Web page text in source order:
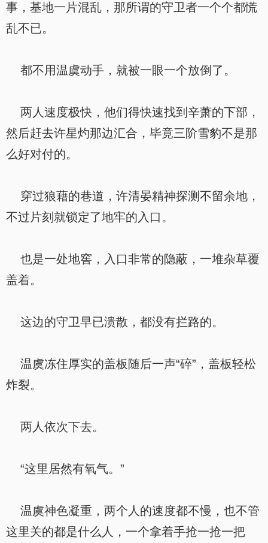
事，基地一片混乱，那所谓的守卫者一个个都慌
乱不已。
都不用温虞动手，就被一眼一个放倒了。
两人速度极快，他们得快速找到辛萧的下部，
然后赶去许星灼那边汇合，毕竟三阶雪豹不是那
么好对付的。
穿过狼藉的巷道，许清晏精神探测不留余地，
不过片刻就锁定了地牢的入口。
也是一处地窖，入口非常的隐蔽，一堆杂草覆
盖着。
这边的守卫早已溃散，都没有拦路的。
温虞冻住厚实的盖板随后一声“碎”，盖板轻松
炸裂。
两人依次下去。
“这里居然有氧气。”
温虞神色凝重，两个人的速度都不慢，也不管
这里关的都是什么人，一个拿着手抢一抢一把